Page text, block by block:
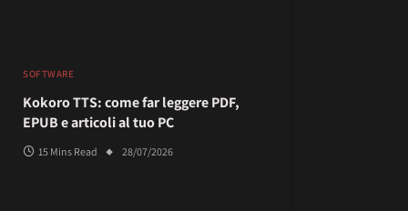
SOFTWARE
Kokoro TTS: come far leggere PDF,
EPUB e articoli al tuo PC
15 Mins Read 28/07/2026